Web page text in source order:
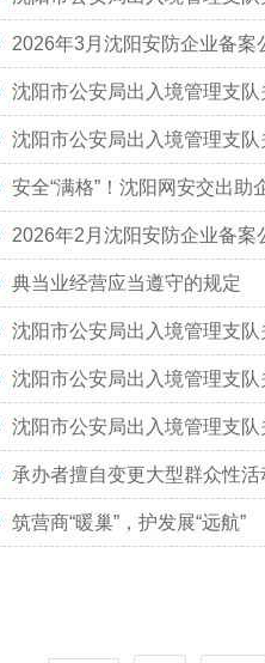
2026年3月沈阳安防企业备案
沈阳市公安局出入境管理支
沈阳市公安局出入境管理支
安全“满格”！沈阳网安交出助
2026年2月沈阳安防企业备案
典当业经营应当遵守的规定
沈阳市公安局出入境管理支
沈阳市公安局出入境管理支
沈阳市公安局出入境管理支
承办者擅自变更大型群众性
筑营商“暖巢”，护发展“远航”